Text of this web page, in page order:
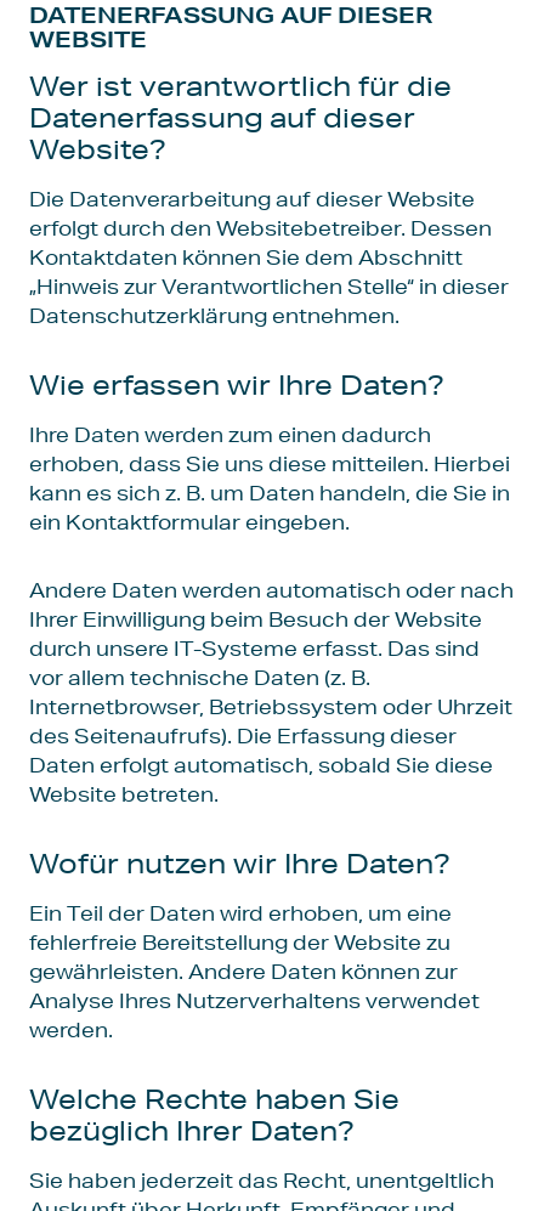
DATENERFASSUNG AUF DIESER
WEBSITE
Wer ist verantwortlich für die
Datenerfassung auf dieser
Website?
Die Datenverarbeitung auf dieser Website
erfolgt durch den Websitebetreiber. Dessen
Kontaktdaten können Sie dem Abschnitt
„Hinweis zur Verantwortlichen Stelle“ in dieser
Datenschutzerklärung entnehmen.
Wie erfassen wir Ihre Daten?
Ihre Daten werden zum einen dadurch
erhoben, dass Sie uns diese mitteilen. Hierbei
kann es sich z. B. um Daten handeln, die Sie in
ein Kontaktformular eingeben.
Andere Daten werden automatisch oder nach
Ihrer Einwilligung beim Besuch der Website
durch unsere IT-Systeme erfasst. Das sind
vor allem technische Daten (z. B.
Internetbrowser, Betriebssystem oder Uhrzeit
des Seitenaufrufs). Die Erfassung dieser
Daten erfolgt automatisch, sobald Sie diese
Website betreten.
Wofür nutzen wir Ihre Daten?
Ein Teil der Daten wird erhoben, um eine
fehlerfreie Bereitstellung der Website zu
gewährleisten. Andere Daten können zur
Analyse Ihres Nutzerverhaltens verwendet
werden.
Welche Rechte haben Sie
bezüglich Ihrer Daten?
Sie haben jederzeit das Recht, unentgeltlich